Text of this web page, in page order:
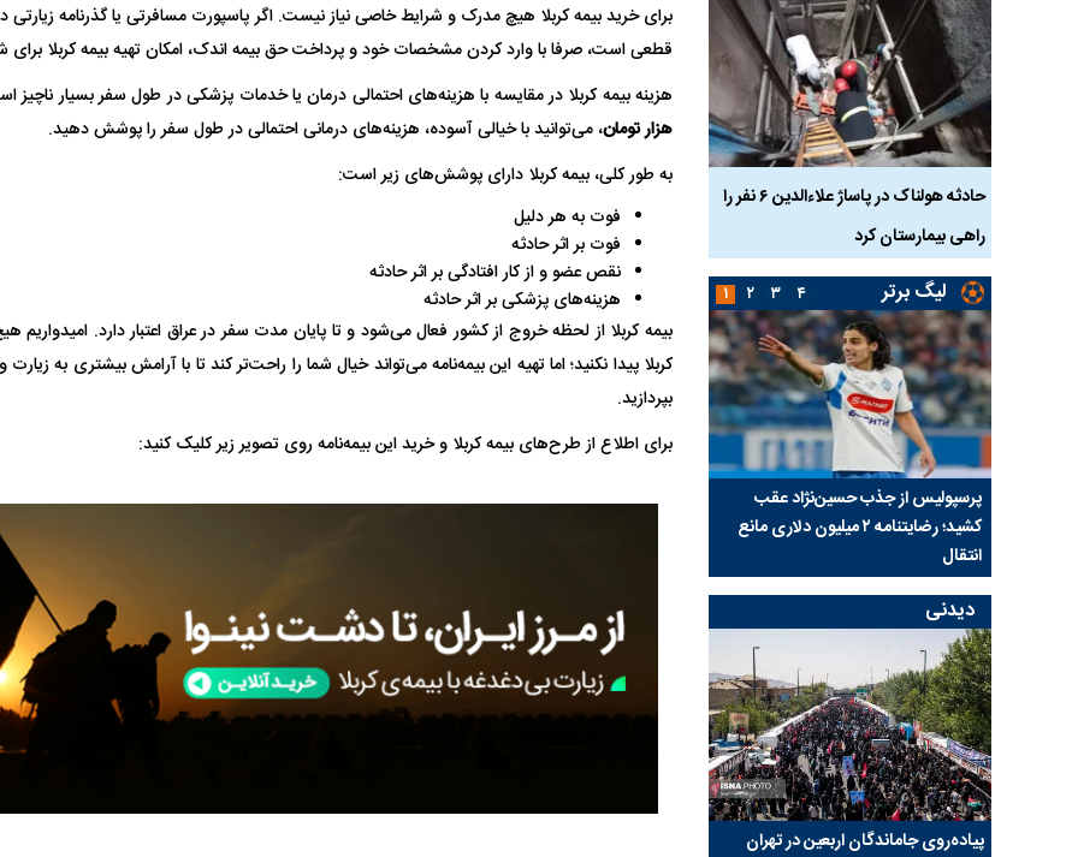
برای خرید بیمه کربلا هیچ مدرک و شرایط خاصی نیاز نیست. اگر پاسپورت مسافرتی یا گذرنامه زیارتی
قطعی است، صرفا با وارد کردن مشخصات خود و پرداخت حق بیمه اندک، امکان تهیه بیمه کربلا برای
هزینه بیمه کربلا در مقایسه با هزینه‌های احتمالی درمان یا خدمات پزشکی در طول سفر بسیار ناچیز
هزار تومان، می‌توانید با خیالی آسوده، هزینه‌های درمانی احتمالی در طول سفر را پوشش دهید.
به طور کلی، بیمه کربلا دارای پوشش‌های زیر است:
فوت به هر دلیل
فوت بر اثر حادثه
نقص عضو و از کار افتادگی بر اثر حادثه
هزینه‌های پزشکی بر اثر حادثه
بیمه کربلا از لحظه خروج از کشور فعال می‌شود و تا پایان مدت سفر در عراق اعتبار دارد. امیدواریم
کربلا پیدا نکنید؛ اما تهیه این بیمه‌نامه می‌تواند خیال شما را راحت‌تر کند تا با آرامش بیشتری به
بپردازید.
برای اطلاع از طرح‌های بیمه کربلا و خرید این بیمه‌نامه روی تصویر زیر کلیک کنید:
حادثه هولناک در پاساژ علاءالدین ۶ نفر را
راهی بیمارستان کرد
ماجرای قتل مداح معروف چیست؟
لیگ برتر
پرسپولیس از جذب حسین‌نژاد عقب
کشید؛ رضایتنامه ۲ میلیون دلاری مانع
انتقال
بازی‌های لیگ برتر فوتبال با تماشاگر
رقم نجومی رضایتنامه مدافع موردنظر
دو خرید جدید
امضای قرارداد
۱ ۲ ۳ ۴
دیدنی
پیاده‌روی جاماندگان اربعین در تهران